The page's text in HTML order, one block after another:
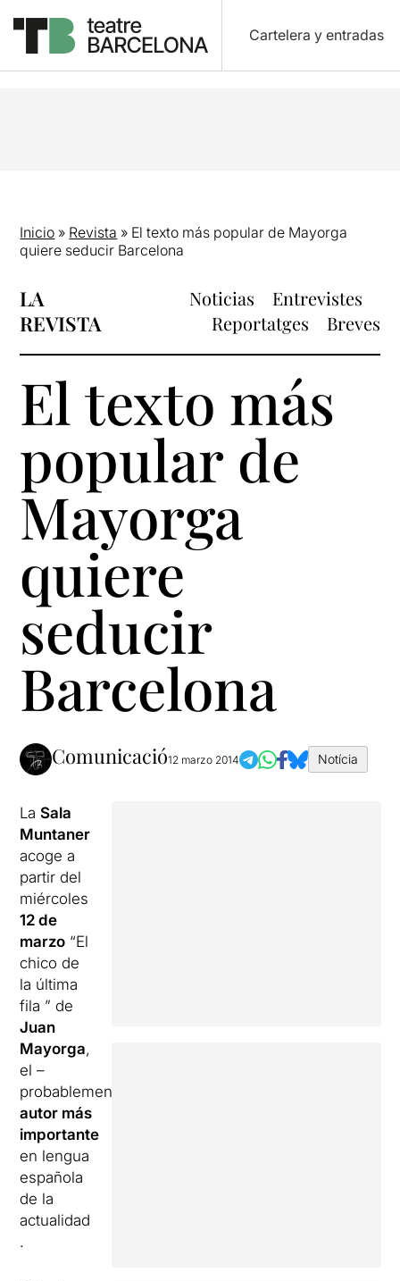
Cartelera y entradas
Inicio » Revista » El texto más popular de Mayorga
quiere seducir Barcelona
LA
REVISTA
Noticias
Entrevistes
Reportatges
Breves
El texto más
popular de
Mayorga
quiere
seducir
Barcelona
Comunicació12 marzo 2014 Notícia
LaSala
Muntaner
acoge a
partir del
miércoles
12 de
marzo “El
chico de
la última
fila ” de
Juan
Mayorga,
el –
probablemente–
autor más
importante
en lengua
española
de la
actualidad
.